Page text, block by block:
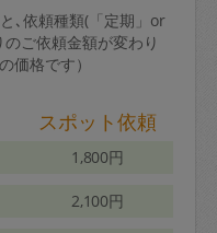
､依頼種類(「定期」or
のご依頼金額が変わり
価格です）
スポット依頼
1,800円
2,100円